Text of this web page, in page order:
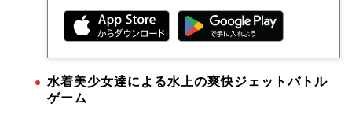
水着美少女達による水上の爽快ジェットバトル
ゲーム